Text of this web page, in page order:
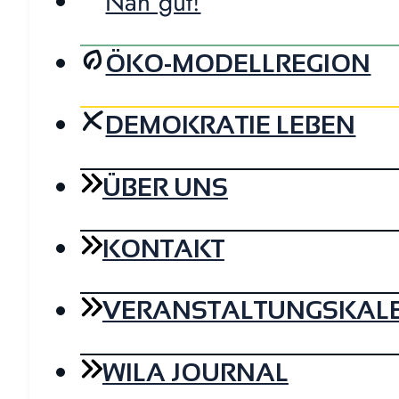
ÖKO-MODELLREGION
DEMOKRATIE LEBEN
ÜBER UNS
KONTAKT
WILA JOURNAL